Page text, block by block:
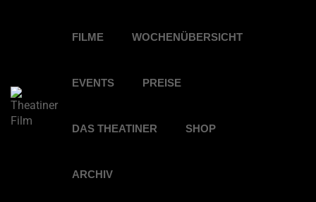
FILME WOCHENÜBERSICHT
EVENTS PREISE
DAS THEATINER SHOP
ARCHIV